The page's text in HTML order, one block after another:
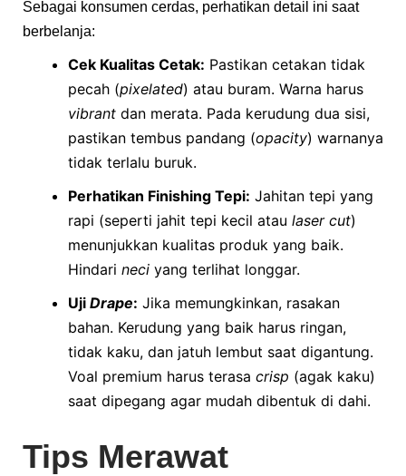
Sebagai konsumen cerdas, perhatikan detail ini saat
berbelanja:
Cek Kualitas Cetak: Pastikan cetakan tidak
pecah (pixelated) atau buram. Warna harus
vibrant dan merata. Pada kerudung dua sisi,
pastikan tembus pandang (opacity) warnanya
tidak terlalu buruk.
Perhatikan Finishing Tepi: Jahitan tepi yang
rapi (seperti jahit tepi kecil atau laser cut)
menunjukkan kualitas produk yang baik.
Hindari neci yang terlihat longgar.
Uji Drape: Jika memungkinkan, rasakan
bahan. Kerudung yang baik harus ringan,
tidak kaku, dan jatuh lembut saat digantung.
Voal premium harus terasa crisp (agak kaku)
saat dipegang agar mudah dibentuk di dahi.
Tips Merawat